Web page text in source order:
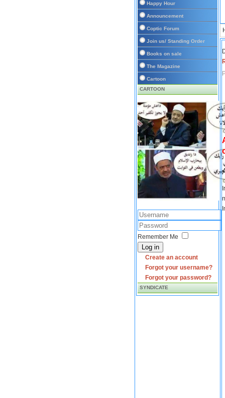
Happy Hour
Announcement
Coptic Forum
Join us/ Standing Order
Books on sale
The Magazine
Cartoon
CARTOON
Remember Me
Log in
Create an account
Forgot your username?
Forgot your password?
SYNDICATE